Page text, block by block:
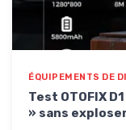
ÉQUIPEMENTS DE
Test OTOFIX
» sans